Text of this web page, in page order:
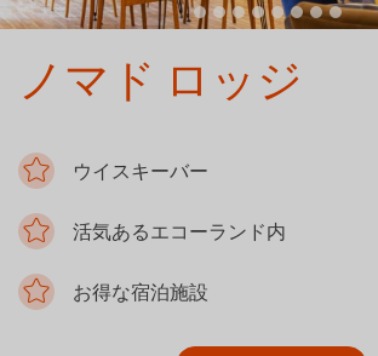
Wind (km/h)
ノマド ロッジ
ウイスキーバー
活気あるエコーランド内
お得な宿泊施設